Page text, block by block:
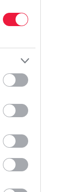
ADÓ
Veszélyben a